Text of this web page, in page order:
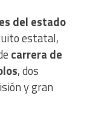
del estado
estatal,
carrera de
, dos
y gran